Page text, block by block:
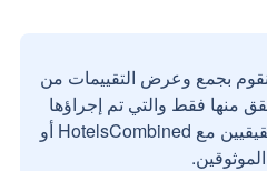
نقوم بجمع وعرض التقييمات من
منها فقط والتي تم إجراؤها
بواسطة مستخدمين حقيقيين مع HotelsCombined أو